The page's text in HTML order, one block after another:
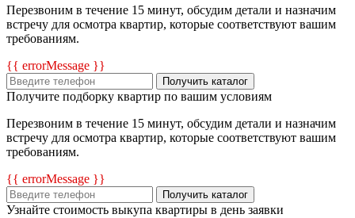
Перезвоним в течение 15 минут, обсудим детали и назначим
встречу для осмотра квартир, которые соответствуют вашим
требованиям.
{{ errorMessage }}
Получить каталог
Получите подборку квартир по вашим условиям
Перезвоним в течение 15 минут, обсудим детали и назначим
встречу для осмотра квартир, которые соответствуют вашим
требованиям.
{{ errorMessage }}
Получить каталог
Узнайте стоимость выкупа квартиры в день заявки